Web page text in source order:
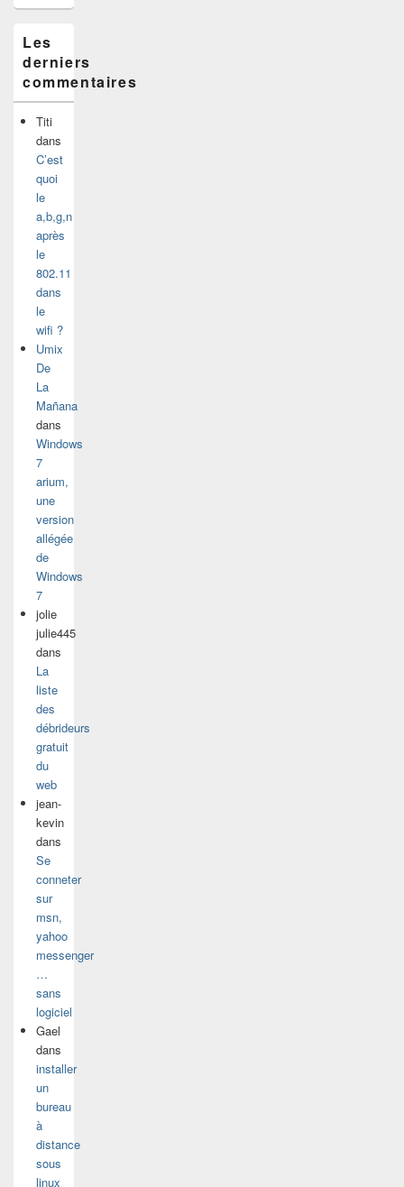
Les
derniers
commentaires
Titi
dans
C’est
quoi
le
a,b,g,n
après
le
802.11
dans
le
wifi ?
Umix
De
La
Mañana
dans
Windows
7
arium,
une
version
allégée
de
Windows
7
jolie
julie445
dans
La
liste
des
débrideurs
gratuit
du
web
jean-
kevin
dans
Se
conneter
sur
msn,
yahoo
messenger
…
sans
logiciel
Gael
dans
installer
un
bureau
à
distance
sous
linux